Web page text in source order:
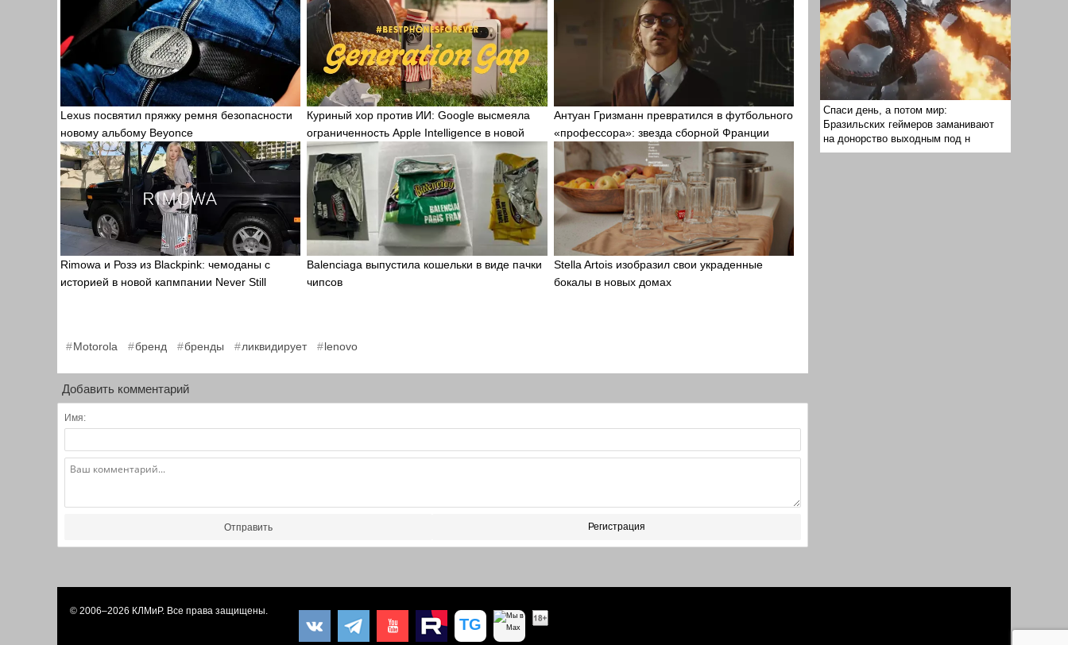
Спаси день, а потом мир:
Бразильских геймеров заманивают
на донорство выходным под н
Lexus посвятил пряжку ремня безопасности
новому альбому Beyonce
Куриный хор против ИИ: Google высмеяла
ограниченность Apple Intelligence в новой
рекламе
Антуан Гризманн превратился в футбольного
«профессора»: звезда сборной Франции
учит играть
Rimowa и Розэ из Blackpink: чемоданы с
историей в новой капмпании Never Still
Balenciaga выпустила кошельки в виде пачки
чипсов
Stella Artois изобразил свои украденные
бокалы в новых домах
Motorola бренд бренды ликвидирует lenovo
Добавить комментарий
Имя:
Отправить Регистрация
© 2006–2026 КЛМиP. Все права защищены.